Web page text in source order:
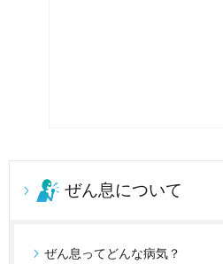
ぜん息について
ぜん息ってどんな病気？